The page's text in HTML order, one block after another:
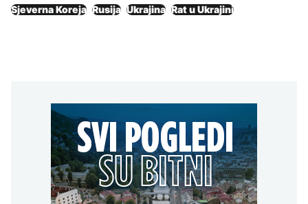
Sjeverna Koreja Rusija Ukrajina Rat u Ukrajini